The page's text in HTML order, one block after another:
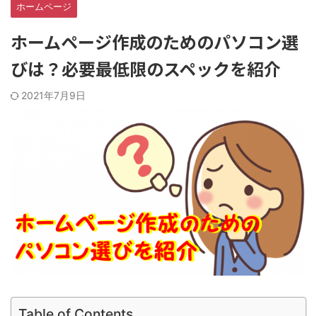
ホームページ
ホームページ作成のためのパソコン選
びは？必要最低限のスペックを紹介
2021年7月9日